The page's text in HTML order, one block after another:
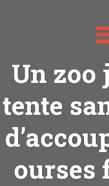
Un zoo
tente
ourses